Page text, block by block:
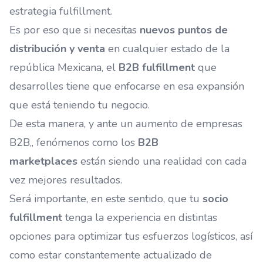
estrategia fulfillment.
Es por eso que si necesitas nuevos puntos de
distribución y venta en cualquier estado de la
república Mexicana, el B2B fulfillment que
desarrolles tiene que enfocarse en esa expansión
que está teniendo tu negocio.
De esta manera, y ante un aumento de empresas
B2B,, fenómenos como los B2B
marketplaces están siendo una realidad con cada
vez mejores resultados.
Será importante, en este sentido, que tu socio
fulfillment tenga la experiencia en distintas
opciones para optimizar tus esfuerzos logísticos, así
como estar constantemente actualizado de